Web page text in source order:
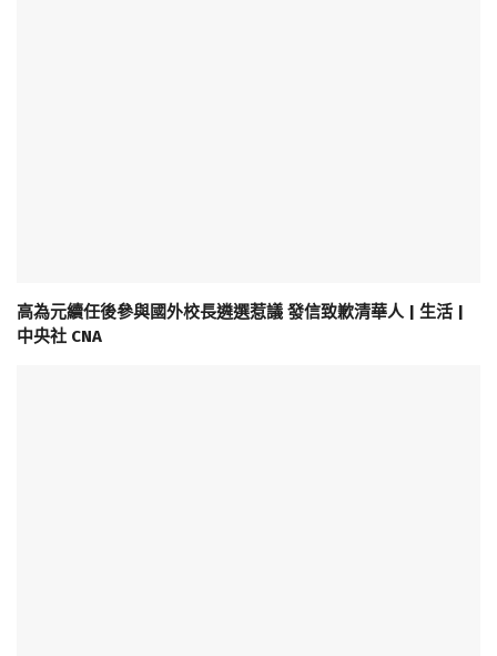
高為元續任後參與國外校長遴選惹議 發信致歉清華人 | 生活 |
中央社 CNA